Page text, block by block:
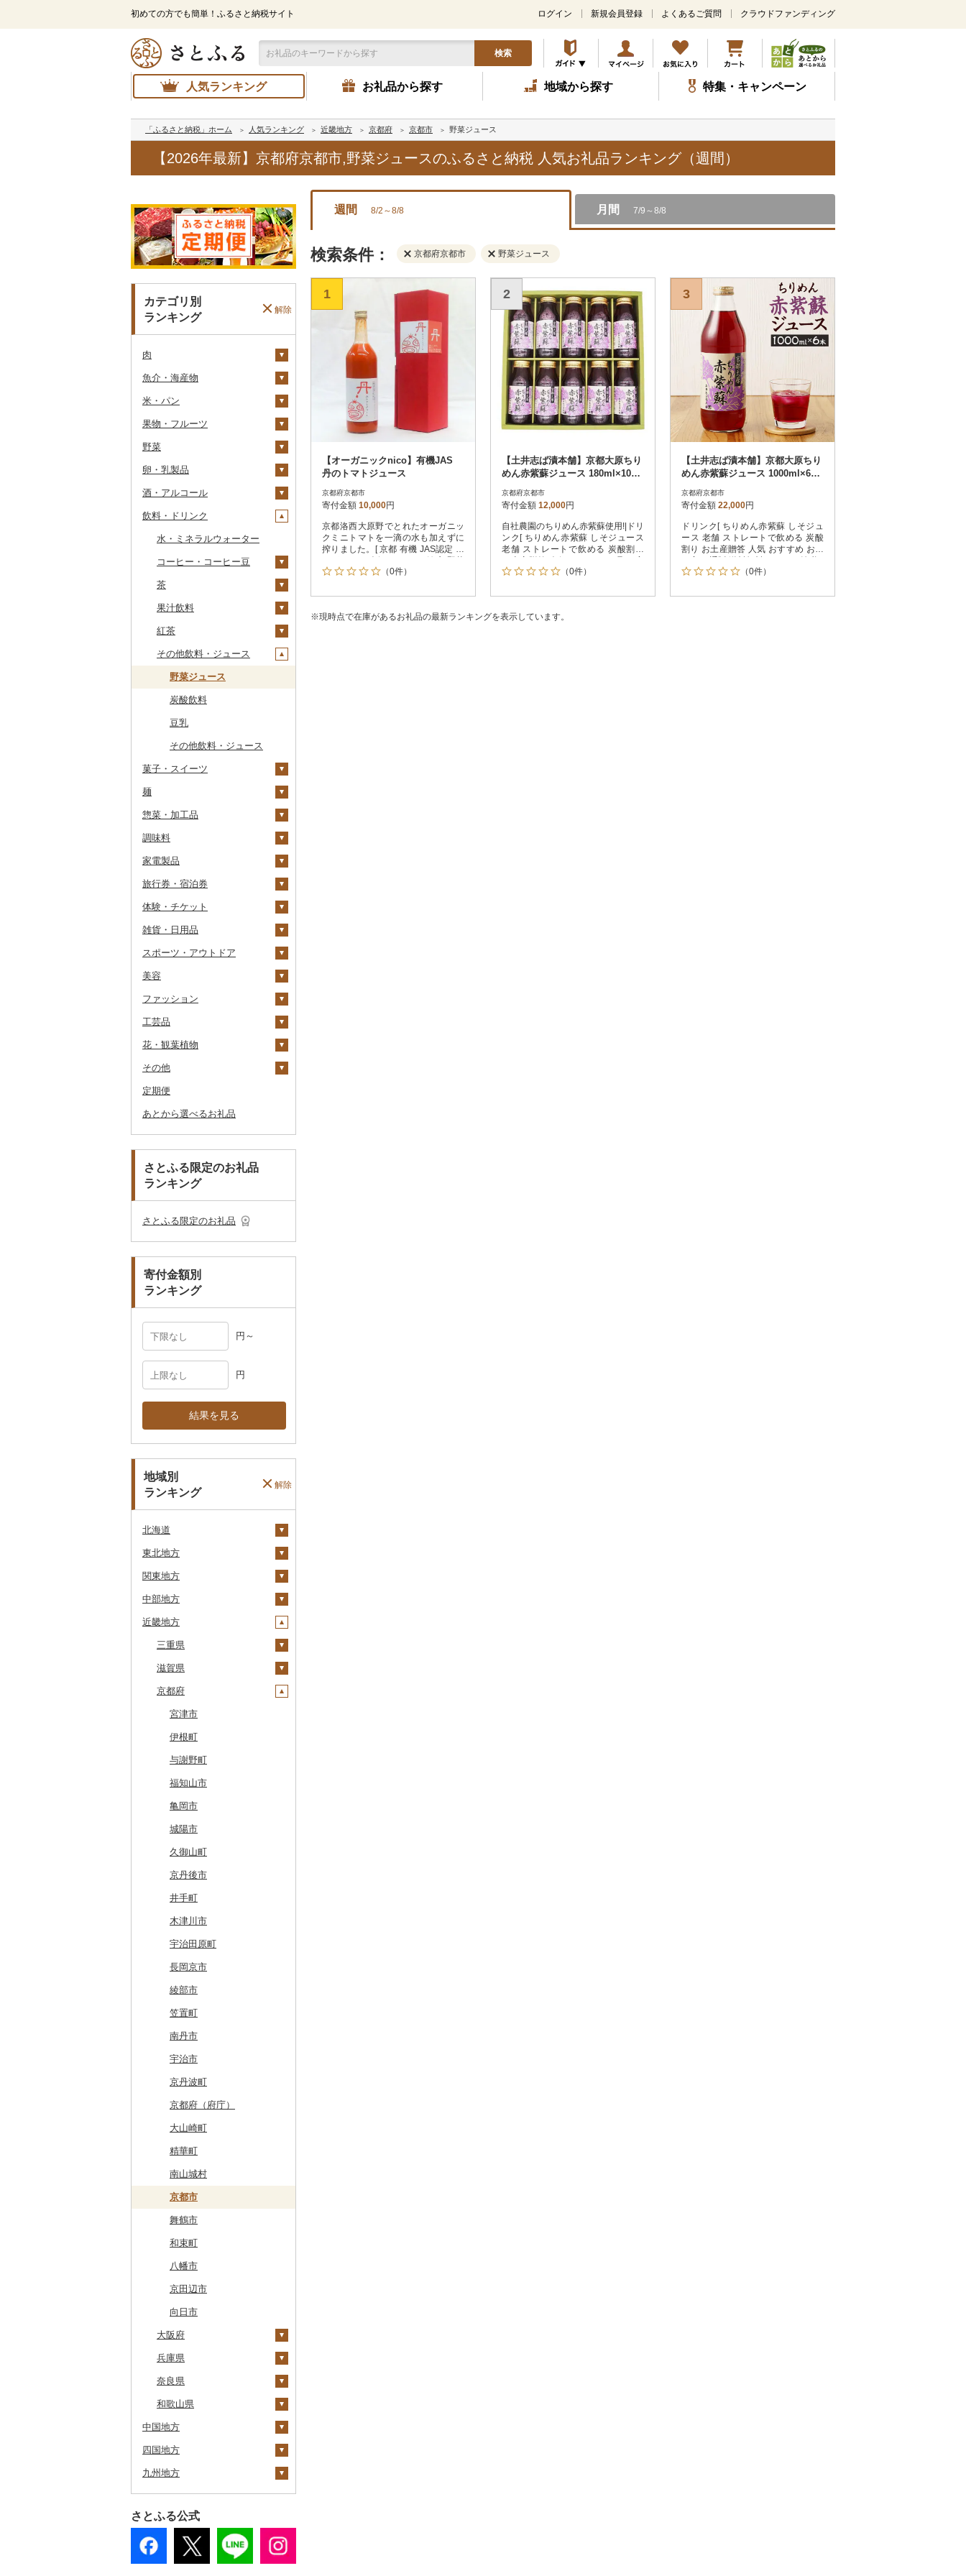
初めての方でも簡単！ふるさと納税サイト
メ
ン
コ
ン
テ
ツ
ッ
プ
ログイン 新規会員登録 よくあるご質問 クラウドファンディング
検索
人気ランキング お礼品から探す 地域から探す 特集・キャンペーン
「ふるさと納税」ホーム 人気ランキング 近畿地方 京都府 京都市 野菜ジュース
【2026年最新】京都府京都市,野菜ジュースのふるさと納税 人気お礼品ランキング（週間）
カテゴリ別
ランキング
解除
肉
牛肉（精肉）
ステーキ
すき焼き
焼肉
牛タン
和牛
黒毛和牛
白老牛
米沢牛
山形牛
常陸牛
上州牛
飛騨牛
近江牛
神戸牛・神戸ビーフ
但馬牛
佐賀牛
長崎和牛
あか牛
宮崎牛
その他牛肉（精肉）
牛肉（加工品）
ハンバーグ
ローストビーフ
ビーフジャーキー
その他牛肉（加工品）
豚肉（精肉）
すき焼き
しゃぶしゃぶ
焼肉
アグー豚
その他豚肉（精肉）
豚肉（加工品）
ハンバーグ
もつ鍋
ハム
ソーセージ・ウインナ
鶏肉
鶏肉（精肉）
ハム・ソーセージ
唐揚げ
中津からあげ
地鶏
赤鶏さつま
その他鶏肉
鹿肉
馬肉
羊肉・ラム肉（ジンギス
魚介・海産物
カニ
ズワイガニ
毛ガニ
かにしゃぶ
その他カニ
エビ
ボタンエビ
伊勢海老
その他エビ
いくら
うに
明太子・たらこ
明太子
たらこ
その他魚卵
数の子
からすみ
その他魚卵
貝
帆立（ホタテ）
牡蠣（カキ）
あさり
しじみ
サザエ
はまぐり
その他貝
うなぎ
鮮魚
鮭・サーモン
マグロ
イワシ
カツオ
金目鯛
クエ
くじら
サバ
鯛
のどぐろ
ふぐ
ブリ
ほっけ
その他鮮魚
イカ・タコ
イカ
タコ
海苔・海藻
海苔
わかめ
ひじき
その他海苔・海藻
干物
ししゃも
その他干物
その他魚介・加工品
しらす・ちりめん
かまぼこ・練り製品
その他魚介・加工品
米・パン
米
無洗米
玄米
金芽米
ゆめぴりか
つや姫
はえぬき
さがびより
あきたこまち
ひとめぼれ
ミルキークィーン
ななつぼし
その他米
雑穀
餅
その他穀物加工品
パン
果物・フルーツ
ぶどう・マスカット
巨峰
ナガノパープル
ピオーネ
デラウェア
シャインマスカット
いちご
りんご
もも
メロン
さくらんぼ
梨
和梨
洋梨・ラフランス
マンゴー
みかん・柑橘
みかん
レモン
不知火・デコポン
せとか
文旦
まどんな
その他柑橘
すいか
キウイ
柿（カキ）
ドライフルーツ
干し柿
干し芋
その他果物
びわ
パイナップル
栗
その他果物
野菜
いも
じゃがいも
さつまいも
その他いも
トマト
フルーツトマト
ミニトマト
その他トマト
玉ねぎ
ねぎ
とうもろこし
根菜
人参
大根
自然薯
レンコン
にんにく・生姜
その他根菜
アスパラガス
豆
きのこ
しいたけ
松茸
その他きのこ
その他野菜
山菜
かぼちゃ
茄子
レタス
卵・乳製品
卵
チーズ
ヨーグルト
牛乳
バター
その他乳製品
酒・アルコール
ビール・発泡酒
ビール
発泡酒
日本酒
純米大吟醸
大吟醸
吟醸
その他日本酒
焼酎
麦焼酎
米焼酎
黒糖焼酎
その他焼酎
梅酒
泡盛
ワイン
白ワイン
赤ワイン
シャンパン・スパーク
ウイスキー
リキュール・洋酒
甘酒
ノンアルコール
その他酒
飲料・ドリンク
水・ミネラルウォーター
コーヒー・コーヒー豆
コーヒー豆
粉
ドリップ
茶
飲料
茶葉・ティーバッグ
静岡茶
足柄茶
知覧茶
八女茶
その他茶
果汁飲料
りんごジュース
みかんジュース（オレ
ンジジュース）
その他果汁飲料
紅茶
飲料
茶葉・ティーバッグ
その他飲料・ジュース
野菜ジュース
炭酸飲料
豆乳
その他飲料・ジュース
菓子・スイーツ
クッキー
焼き菓子
プリン
ゼリー
チョコレート
カステラ
アイス・ジェラート
その他洋菓子
煎餅・おかき
羊羹
饅頭
大福
その他和菓子
麺
ラーメン
うどん
そば
パスタ
ひやむぎ
そうめん
その他麺
惣菜・加工品
惣菜
餃子
シュウマイ
コロッケ
その他惣菜
カレー・シチュー
カレー
シチュー
鍋
肉
魚
その他鍋
ピザ
レトルト
スープ
豆腐・納豆
豆腐
漬物
キムチ
その他漬物
缶詰・瓶詰
肉
魚
ジャム
その他缶詰・瓶詰
乾物
燻製（スモーク）
おせち
その他加工品
調味料
砂糖
塩
醤油
味噌
酢
だし
食用油
オリーブオイル
ごま油
はちみつ
ドレッシング
その他調味料
ケチャップ
こしょう
その他調味料
家電製品
季節・空調家電
キッチン家電
照明器具
パソコン・周辺機器
TV・オーディオ・カメラ
美容・健康家電
カー用品
時計
その他家電
旅行券・宿泊券
旅行券
JTBふるさと旅行クー
その他旅行券
宿泊券
体験・チケット
PayPay商品券
食事券
温泉・サウナ・スパ利用
券
GDOふるさとゴルフ
プレークーポン
その他のゴルフプレー
花火大会チケット
カタログギフト
雑貨・日用品
家具・インテリア
机・テーブル
その他家具・インテリ
寝具
布団
毛布
タオルケット
タオル
その他タオル
文房具・印鑑
ボールペン
ノート・ファイル
その他文房具
食器
グラス・カップ
箸
スプーン・フォーク・
ナイフ
皿・椀
その他食器
キッチン用品
フライパン
鍋
まな板
土鍋
日用品
洗剤
トイレットペーパー
ティッシュ
その他日用品
楽器・器材
本・CD・DVD
おもちゃ・ぬいぐるみ
ご当地キャラクター
ペット用品
その他雑貨
スポーツ・アウトドア
ゴルフ
ゴルフボール
ゴルフウェア
その他ゴルフ
釣り
サイクリング
アウトドア・キャンプ
その他スポーツ
その他スポーツ
美容
スキンケア
洗顔
その他スキンケア
シャンプー・リンス
石鹸・ボディーソープ
入浴剤
アロマ
プロテイン
その他美容
ファッション
鞄・バッグ
トートバッグ・ショル
ツケース
その他鞄・バッグ
洋服
女性・レディース
子供・ベビー
その他洋服
和服
靴・履物
靴・シューズ
スリッパ・下駄・草履
その他靴・履物
アクセサリー
ペンダント・ネックレ
ス
ピアス・イヤリング
その他アクセサリー
その他服飾小物
ショール・ストール
マフラー・手袋
工芸品
織物
本場奄美大島紬
陶器・漆器
唐津焼
備前焼
美濃焼
村上木彫堆朱
その他装飾品・工芸品
数珠
工芸品
播州そろばん
美濃和紙
花・観葉植物
観葉植物・苗木
花
胡蝶蘭
造花・プリザーブドフ
ラワー
その他花
盆栽・その他
その他
地域サービス
その他
定期便
あとから選べるお礼品
さとふる限定のお礼品
ランキング
さとふる限定のお礼品
寄付金額別
ランキング
円～
円
結果を見る
地域別
ランキング
解除
北海道
安平町
八雲町
鹿部町
江差町
白老町
せたな町
旭川市
森町
稚内市
標津町
清里町
北斗市
留萌市
白糠町
釧路町
名寄市
美唄市
厚岸町
南富良野町
上富良野町
和寒町
紋別市
乙部町
根室市
三笠市
東川町
厚真町
奥尻町
網走市
浦河町
広尾町
中札内村
滝川市
比布町
鶴居村
釧路市
苫前町
当別町
占冠村
上士幌町
平取町
七飯町
北見市
登別市
訓子府町
東北地方
青森県
十和田市
大鰐町
南部町
五戸町
藤崎町
六ヶ所村
東北町
三戸町
東通村
黒石市
おいらせ町
鶴田町
階上町
深浦町
青森市
田子町
新郷村
横浜町
野辺地町
佐井村
六戸町
五所川原市
平川市
蓬田村
中泊町
外ヶ浜町
つがる市
弘前市
鰺ヶ沢町
むつ市
田舎館村
青森県（県庁）
三沢市
西目屋村
岩手県
宮古市
軽米町
岩手町
矢巾町
釜石市
野田村
普代村
一戸町
陸前高田市
紫波町
滝沢市
住田町
葛巻町
花巻市
岩泉町
田野畑村
盛岡市
遠野市
奥州市
雫石町
岩手県（県庁）
一関市
久慈市
西和賀町
北上市
平泉町
洋野町
大船渡市
山田町
大槌町
宮城県
柴田町
色麻町
丸森町
大衡村
加美町
利府町
白石市
登米市
山元町
名取市
川崎町
村田町
栗原市
富谷市
岩沼市
七ヶ宿町
大崎市
塩竈市
石巻市
多賀城市
宮城県（県庁）
亘理町
蔵王町
女川町
気仙沼市
美里町
松島町
大和町
大郷町
南三陸町
仙台市
大河原町
角田市
涌谷町
東松島市
秋田県
大潟村
横手市
能代市
小坂町
仙北市
井川町
潟上市
三種町
藤里町
湯沢市
大館市
由利本荘市
にかほ市
羽後町
秋田県（県庁）
秋田市
男鹿市
美郷町
東成瀬村
五城目町
北秋田市
八峰町
鹿角市
大仙市
八郎潟町
山形県
村山市
尾花沢市
上山市
河北町
酒田市
新庄市
長井市
小国町
南陽市
中山町
庄内町
大石田町
川西町
鶴岡市
山形県（県庁）
金山町
東根市
飯豊町
鮭川村
大蔵村
山辺町
戸沢村
舟形町
最上町
真室川町
寒河江市
西川町
高畠町
山形市
三川町
大江町
米沢市
福島県
天栄村
広野町
鏡石町
須賀川市
小野町
棚倉町
古殿町
昭和村
下郷町
西郷村
二本松市
猪苗代町
川俣町
郡山市
西会津町
玉川村
いわき市
南会津町
田村市
磐梯町
三春町
本宮市
柳津町
鮫川村
福島市
新地町
葛尾村
三島町
桑折町
矢吹町
国見町
檜枝岐村
喜多方市
南相馬市
会津若松市
大熊町
浅川町
相馬市
関東地方
茨城県
土浦市
取手市
つくば市
稲敷市
潮来市
五霞町
北茨城市
境町
かすみがうら市
牛久市
常陸太田市
つくばみらい市
下妻市
茨城町
神栖市
常総市
東海村
美浦村
大洗町
河内町
ひたちなか市
龍ケ崎市
守谷市
常陸大宮市
笠間市
行方市
結城市
城里町
水戸市
鉾田市
桜川市
石岡市
茨城県（県庁）
坂東市
小美玉市
日立市
大子町
鹿嶋市
阿見町
那珂市
筑西市
八千代町
栃木県
那須塩原市
市貝町
塩谷町
上三川町
佐野市
真岡市
高根沢町
大田原市
栃木市
日光市
小山市
宇都宮市
栃木県（県庁）
那珂川町
茂木町
那須烏山市
矢板市
さくら市
足利市
那須町
鹿沼市
下野市
益子町
芳賀町
野木町
群馬県
榛東村
下仁田町
玉村町
安中市
川場村
昭和村
甘楽町
明和町
沼田市
桐生市
吉岡町
太田市
高山村
みどり市
千代田町
みなかみ町
片品村
富岡市
館林市
伊勢崎市
東吾妻町
前橋市
藤岡市
邑楽町
板倉町
嬬恋村
草津町
高崎市
群馬県（県庁）
大泉町
長野原町
中之条町
埼玉県
春日部市
蕨市
戸田市
毛呂山町
久喜市
ふじみ野市
川島町
上里町
川口市
飯能市
長瀞町
羽生市
小鹿野町
坂戸市
鳩山町
埼玉県（県庁）
神川町
東秩父村
横瀬町
三芳町
幸手市
日高市
蓮田市
川越市
宮代町
吉見町
東松山市
入間市
志木市
北本市
桶川市
加須市
三郷市
八潮市
越生町
さいたま市
鴻巣市
嵐山町
越谷市
千葉県
勝浦市
袖ケ浦市
我孫子市
長柄町
芝山町
八千代市
横芝光町
多古町
白子町
栄町
香取市
習志野市
銚子市
君津市
旭市
南房総市
八街市
東金市
九十九里町
いすみ市
東庄町
館山市
大網白里市
一宮町
佐倉市
木更津市
茂原市
野田市
山武市
鴨川市
印西市
神崎町
船橋市
千葉市
白井市
成田市
富津市
浦安市
東京都
八王子市
日野市
昭島市
武蔵村山市
葛飾区
小金井市
墨田区
東久留米市
利島村
瑞穂町
大島町
府中市
国分寺市
東村山市
中央区
あきる野市
中野区
荒川区
北区
多摩市
稲城市
世田谷区
日の出町
板橋区
渋谷区
千代田区
新宿区
江東区
青梅市
国立市
品川区
福生市
小平市
文京区
大田区
豊島区
西東京市
神奈川県
南足柄市
松田町
大井町
中井町
愛川町
山北町
真鶴町
清川村
開成町
藤沢市
神奈川県（県庁）
鎌倉市
大和市
伊勢原市
小田原市
湯河原町
秦野市
綾瀬市
横須賀市
三浦市
大磯町
箱根町
横浜市
茅ヶ崎市
川崎市
厚木市
海老名市
相模原市
座間市
二宮町
中部地方
新潟県
十日町市
弥彦村
阿賀町
出雲崎町
魚沼市
佐渡市
燕市
南魚沼市
関川村
新発田市
加茂市
小千谷市
田上町
五泉市
三条市
見附市
糸魚川市
胎内市
上越市
阿賀野市
津南町
新潟県（県庁）
柏崎市
村上市
妙高市
聖籠町
刈羽村
湯沢町
新潟市
富山県
射水市
氷見市
朝日町
高岡市
魚津市
砺波市
入善町
黒部市
立山町
富山県（県庁）
小矢部市
滑川市
富山市
南砺市
石川県
羽咋市
七尾市
白山市
穴水町
輪島市
中能登町
石川県（県庁）
野々市市
能登町
能美市
津幡町
宝達志水町
金沢市
内灘町
かほく市
小松市
志賀町
加賀市
福井県
美浜町
小浜市
越前町
若狭町
鯖江市
高浜町
勝山市
福井県（県庁）
越前市
坂井市
あわら市
福井市
大野市
敦賀市
おおい町
永平寺町
山梨県
富士吉田市
甲斐市
山梨市
富士川町
大月市
富士河口湖町
韮崎市
南アルプス市
市川三郷町
都留市
山梨県（県庁）
道志村
忍野村
笛吹市
中央市
北杜市
鳴沢村
西桂町
身延町
早川町
南部町
昭和町
甲府市
甲州市
丹波山村
長野県
高森町
御代田町
飯田市
青木村
南箕輪村
長野県（県庁）
上松町
高山村
南木曽町
朝日村
長野市
根羽村
池田町
須坂市
川上村
信濃町
南牧村
伊那市
立科町
東御市
中野市
豊丘村
売木村
小諸市
木曽町
箕輪町
駒ヶ根市
王滝村
千曲市
辰野町
茅野市
喬木村
阿智村
小川村
宮田村
飯綱町
岐阜県
養老町
八百津町
池田町
関市
瑞穂市
飛騨市
岐南町
大野町
山県市
羽島市
本巣市
川辺町
大垣市
輪之内町
神戸町
瑞浪市
中津川市
高山市
郡上市
白川村
御嵩町
海津市
関ケ原町
七宗町
笠松町
東白川村
土岐市
岐阜県（県庁）
下呂市
多治見市
垂井町
恵那市
白川町
各務原市
美濃市
静岡県
下田市
静岡市
吉田町
函南町
藤枝市
御殿場市
浜松市
伊東市
島田市
沼津市
伊豆市
裾野市
焼津市
富士宮市
河津町
袋井市
熱海市
掛川市
伊豆の国市
小山町
森町
川根本町
富士市
御前崎市
東伊豆町
西伊豆町
清水町
南伊豆町
松崎町
湖西市
磐田市
三島市
静岡県（県庁）
牧之原市
愛知県
清須市
田原市
安城市
北名古屋市
東栄町
豊山町
南知多町
江南市
みよし市
西尾市
武豊町
幸田町
碧南市
岡崎市
愛知県（県庁）
蒲郡市
東郷町
犬山市
弥富市
東海市
新城市
春日井市
瀬戸市
大府市
半田市
あま市
岩倉市
小牧市
愛西市
長久手市
豊川市
尾張旭市
稲沢市
近畿地方
三重県
鈴鹿市
伊賀市
木曽岬町
多気町
松阪市
桑名市
志摩市
明和町
鳥羽市
いなべ市
紀北町
熊野市
南伊勢町
朝日町
菰野町
紀宝町
伊勢市
四日市市
大台町
尾鷲市
三重県（県庁）
津市
名張市
東員町
玉城町
滋賀県
長浜市
高島市
草津市
近江八幡市
竜王町
甲賀市
湖南市
大津市
彦根市
栗東市
愛荘町
滋賀県（県庁）
米原市
豊郷町
多賀町
野洲市
京都府
宮津市
伊根町
与謝野町
福知山市
亀岡市
城陽市
久御山町
京丹後市
井手町
木津川市
宇治田原町
長岡京市
綾部市
笠置町
南丹市
宇治市
京丹波町
京都府（府庁）
大山崎町
精華町
南山城村
京都市
舞鶴市
和束町
八幡市
京田辺市
向日市
大阪府
茨木市
豊能町
枚方市
河内長野市
泉佐野市
交野市
藤井寺市
能勢町
阪南市
貝塚市
兵庫県
上郡町
神河町
小野市
太子町
西宮市
佐用町
多可町
朝来市
市川町
奈良県
曽爾村
河合町
宇陀市
田原本町
山添村
大淀町
安堵町
王寺町
和歌山県
湯浅町
有田市
橋本市
広川町
和歌山市
海南市
那智勝浦町
中国地方
鳥取県
鳥取県（県庁）
米子市
大山町
琴浦町
日野町
島根県
雲南市
海士町
津和野町
飯南町
岡山県
津山市
西粟倉村
久米南町
広島県
安芸太田町
世羅町
山口県
柳井市
四国地方
徳島県
阿波市
牟岐町
那賀町
三好市
香川県
高松市
直島町
さぬき市
愛媛県
今治市
鬼北町
高知県
香美市
九州地方
福岡県
那珂川市
添田町
大刀洗町
佐賀県
嬉野市
佐賀県（県庁）
長崎県
松浦市
熊本県
さとふる公式
週間 8/2～8/8 月間 7/9～8/8
検索条件： 京都府京都市 野菜ジュース
1
【オーガニックnico】有機JAS
丹のトマトジュース
京都府京都市
寄付金額 10,000円
京都洛西大原野でとれたオーガニッ
クミニトマトを一滴の水も加えずに
搾りました。[ 京都 有機 JAS認定 オ
お取り寄せ 通販 送料無料 ふるさと
（0件）
2
【土井志ば漬本舗】京都大原ちり
めん赤紫蘇ジュース 180ml×10本|
赤紫蘇ジュース 人気セット
京都府京都市
寄付金額 12,000円
自社農園のちりめん赤紫蘇使用!|ドリ
ンク[ ちりめん赤紫蘇 しそジュース
老舗 ストレートで飲める 炭酸割り
せ 通販 送料無料 ふるさと納税 ]
（0件）
3
【土井志ば漬本舗】京都大原ちり
めん赤紫蘇ジュース 1000ml×6本|
赤紫蘇ジュース 人気セット
京都府京都市
寄付金額 22,000円
ドリンク[ ちりめん赤紫蘇 しそジュ
ース 老舗 ストレートで飲める 炭酸
割り お土産贈答 人気 おすすめ お取
（0件）
※現時点で在庫があるお礼品の最新ランキングを表示しています。